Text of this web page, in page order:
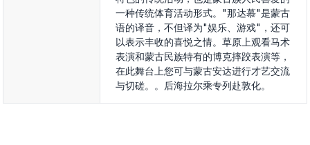
一种传统体育活动形式。"那达慕"是蒙古
语的译音，不但译为"娱乐、游戏"，还可
以表示丰收的喜悦之情。草原上观看马术
表演和蒙古民族特有的博克摔跤表演等，
在此舞台上您可与蒙古安达进行才艺交流
与切磋。。后海拉尔乘专列赴敦化。